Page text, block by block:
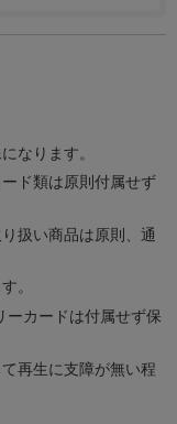
なります。
ド類は原則付属せず
扱い商品は原則、通
。
ーカードは付属せず保
再生に支障が無い程